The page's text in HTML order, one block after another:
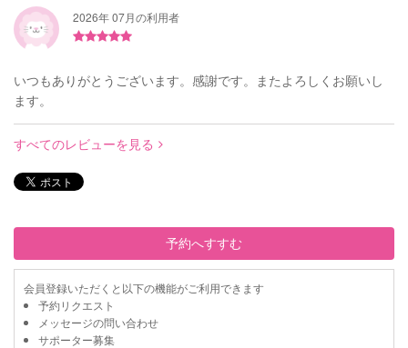
2026年 07月の利用者
いつもありがとうございます。感謝です。またよろしくお願いし
ます。
すべてのレビューを見る
予約へすすむ
会員登録いただくと以下の機能がご利用できます
予約リクエスト
メッセージの問い合わせ
サポーター募集